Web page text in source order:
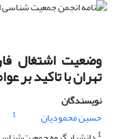
وضعیت اشتغال
تهران با تاکید بر
نویسندگان
حسین محمودیان
1
1